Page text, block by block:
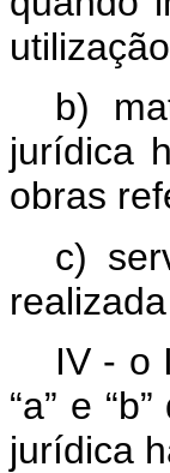
b)
jurídica
obras
c)
IV - o
“a” e
jurídica